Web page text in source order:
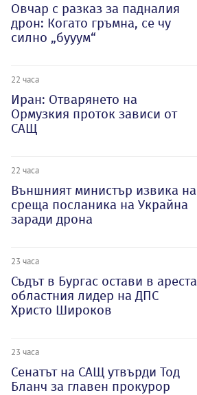
Овчар с разказ за падналия
дрон: Когато гръмна, се чу
силно „бууум“
22 часа
Иран: Отварянето на
Ормузкия проток зависи от
САЩ
22 часа
Външният министър извика на
среща посланика на Украйна
заради дрона
23 часа
Съдът в Бургас остави в ареста
областния лидер на ДПС
Христо Широков
23 часа
Сенатът на САЩ утвърди Тод
Бланч за главен прокурор